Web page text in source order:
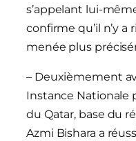
s’appelant lui-
confirme qu’il n’y
menée plus
– Deuxièmement
Instance Nationale
du Qatar, base du
Azmi Bishara a